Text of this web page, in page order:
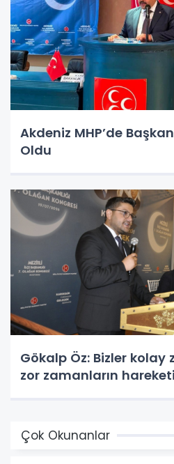
Akdeniz MHP’de
Oldu
Gökalp Öz: Bizler kolay
zor zamanların
Çok Okunanlar